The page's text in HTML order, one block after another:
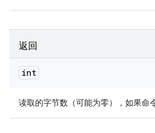
返回
int
读取的字节数（可能为零），如果命